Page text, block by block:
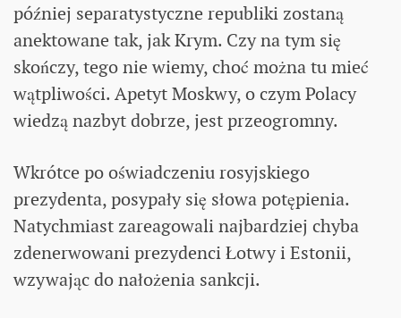
później separatystyczne republiki zostaną
anektowane tak, jak Krym. Czy na tym się
skończy, tego nie wiemy, choć można tu mieć
wątpliwości. Apetyt Moskwy, o czym Polacy
wiedzą nazbyt dobrze, jest przeogromny.
Wkrótce po oświadczeniu rosyjskiego
prezydenta, posypały się słowa potępienia.
Natychmiast zareagowali najbardziej chyba
zdenerwowani prezydenci Łotwy i Estonii,
wzywając do nałożenia sankcji.